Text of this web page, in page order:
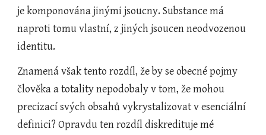
je komponována jinými jsoucny. Substance má
naproti tomu vlastní, z jiných jsoucen neodvozenou
identitu.
Znamená však tento rozdíl, že by se obecné pojmy
člověka a totality nepodobaly v tom, že mohou
precizací svých obsahů vykrystalizovat v esenciální
definici? Opravdu ten rozdíl diskredituje mé